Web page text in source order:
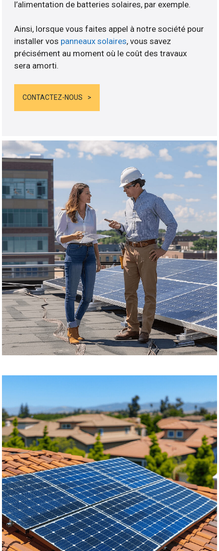
l’alimentation de batteries solaires, par exemple.
Ainsi, lorsque vous faites appel à notre société pour
installer vos panneaux solaires, vous savez
précisément au moment où le coût des travaux
sera amorti.
CONTACTEZ-NOUS